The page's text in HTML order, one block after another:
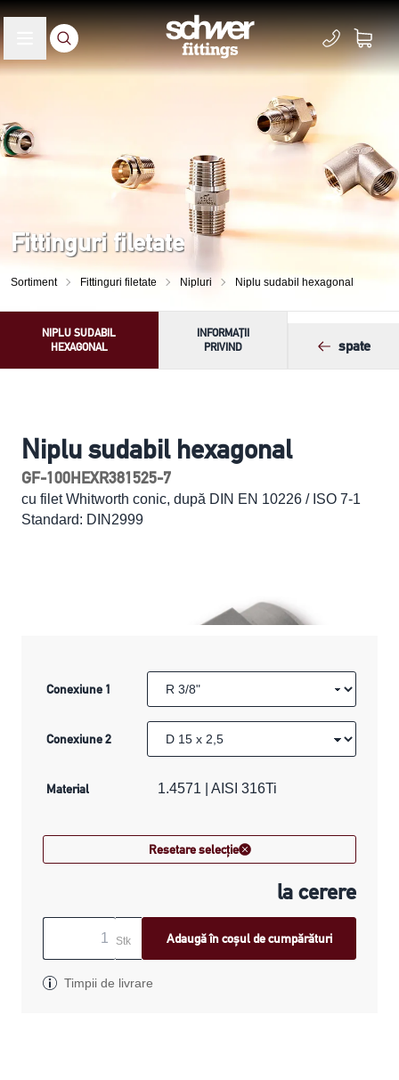
Fittinguri filetate
Sortiment Fittinguri filetate Nipluri Niplu sudabil hexagonal
NIPLU SUDABIL
HEXAGONAL
INFORMAȚII
PRIVIND
spate
Niplu sudabil hexagonal
GF-100HEXR381525-7
cu filet Whitworth conic, după DIN EN 10226 / ISO 7-1
Standard: DIN2999
Conexiune 1
Conexiune 2
Material 1.4571 | AISI 316Ti
Resetare selecție
la cerere
Stk Adaugă în coșul de cumpărături
Timpii de livrare